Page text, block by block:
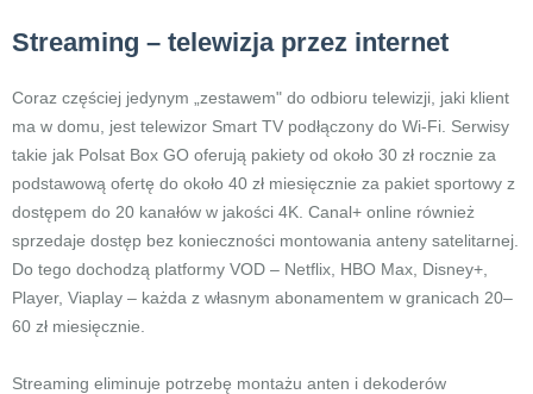
Streaming – telewizja przez internet
Coraz częściej jedynym „zestawem" do odbioru telewizji, jaki klient
ma w domu, jest telewizor Smart TV podłączony do Wi-Fi. Serwisy
takie jak Polsat Box GO oferują pakiety od około 30 zł rocznie za
podstawową ofertę do około 40 zł miesięcznie za pakiet sportowy z
dostępem do 20 kanałów w jakości 4K. Canal+ online również
sprzedaje dostęp bez konieczności montowania anteny satelitarnej.
Do tego dochodzą platformy VOD – Netflix, HBO Max, Disney+,
Player, Viaplay – każda z własnym abonamentem w granicach 20–
60 zł miesięcznie.
Streaming eliminuje potrzebę montażu anten i dekoderów